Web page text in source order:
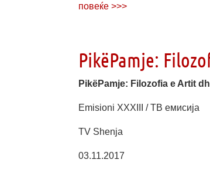
повеќе >>>
PikëPamje:
PikëPamje: Filozofia e Artit
Emisioni XXXIII / ТВ емисија
TV Shenja
03.11.2017